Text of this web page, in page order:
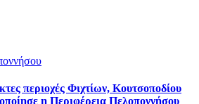
περιοχές Φιχτίων, Κουτσοποδίου
η Περιφέρεια Πελοποννήσου